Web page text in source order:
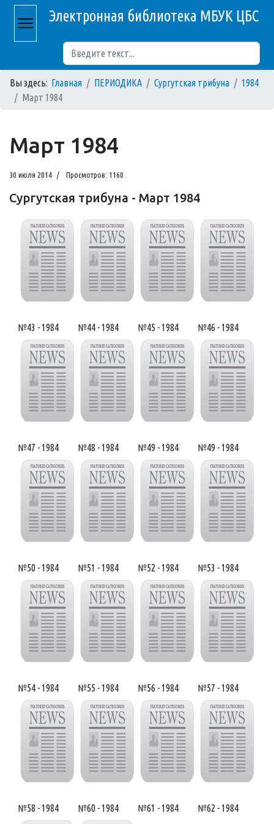
Электронная библиотека МБУК ЦБС
Вы здесь: Главная ПЕРИОДИКА Сургутская трибуна
1984
Март 1984
Март 1984
30 июля 2014 Просмотров: 1160
Сургутская трибуна - Март 1984
№43 - 1984 №44 - 1984 №45 - 1984 №46 - 1984
№47 - 1984 №48 - 1984 №49 - 1984 №49 - 1984
№50 - 1984 №51 - 1984 №52 - 1984 №53 - 1984
№54 - 1984 №55 - 1984 №56 - 1984 №57 - 1984
№58 - 1984 №60 - 1984 №61 - 1984 №62 - 1984